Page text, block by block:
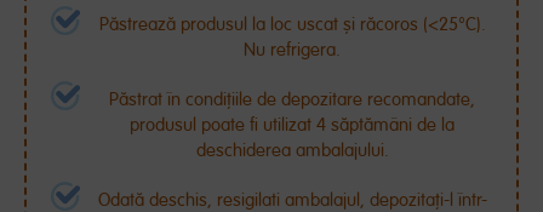
Păstrează produsul la loc uscat și răcoros (<25°C).
Nu refrigera.
Păstrat în condițiile de depozitare recomandate,
produsul poate fi utilizat 4 săptămâni de la
deschiderea ambalajului.
Odată deschis, resigilati ambalajul, depozitați-l într-